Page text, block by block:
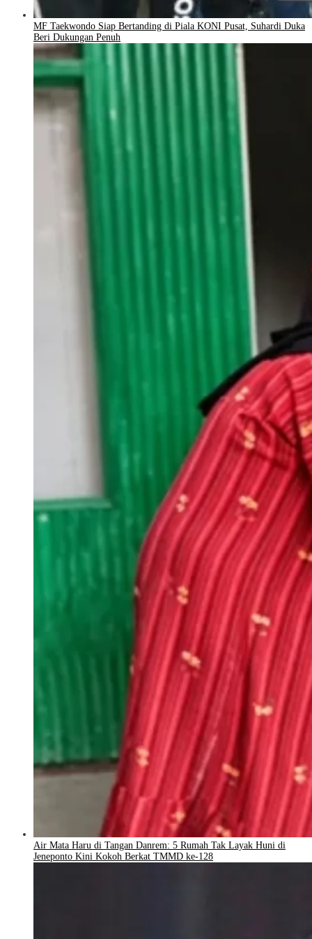
MF Taekwondo Siap Bertanding di Piala KONI Pusat, Suhardi Duka
Beri Dukungan Penuh
Air Mata Haru di Tangan Danrem: 5 Rumah Tak Layak Huni di
Jeneponto Kini Kokoh Berkat TMMD ke-128